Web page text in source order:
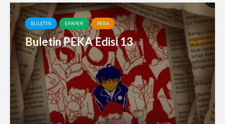
BULETIN EPAPER PEKA
Buletin PEKA Edisi 13